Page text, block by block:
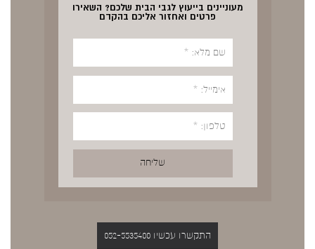
מעוניינים בייעוץ לגבי הבית שלכם? השאירו
פרטים ואחזור אליכם בהקדם
התקשרו עכשיו 052-5535400